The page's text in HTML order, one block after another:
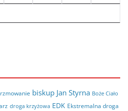
biskup Jan Styrna Boże Ciało
droga krzyżowa EDK Ekstremalna droga